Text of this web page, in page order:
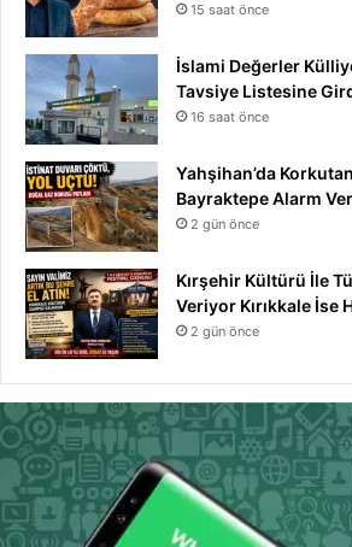
15 saat önce
İslami Değerler
Tavsiye Listesine
16 saat önce
Yahşihan’da
Bayraktepe Alarm
2 gün önce
Kırşehir Kültürü İle
Veriyor Kırıkkale İse
2 gün önce